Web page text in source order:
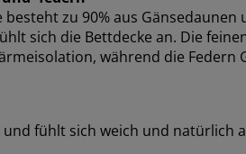
zu 90% aus
sich die Bettdecke an. Die
während die Federn
fühlt sich weich und natürlich